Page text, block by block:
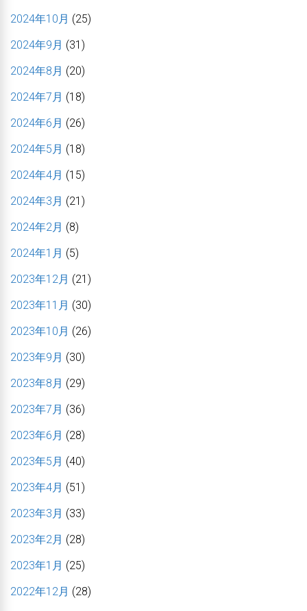
2024年10月 (25)
2024年9月 (31)
2024年8月 (20)
2024年7月 (18)
2024年6月 (26)
2024年5月 (18)
2024年4月 (15)
2024年3月 (21)
2024年2月 (8)
2024年1月 (5)
2023年12月 (21)
2023年11月 (30)
2023年10月 (26)
2023年9月 (30)
2023年8月 (29)
2023年7月 (36)
2023年6月 (28)
2023年5月 (40)
2023年4月 (51)
2023年3月 (33)
2023年2月 (28)
2023年1月 (25)
2022年12月 (28)